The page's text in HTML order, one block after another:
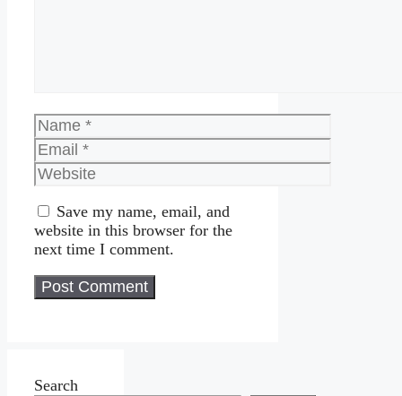
Name
Email
Website
Save my name, email, and
website in this browser for the
next time I comment.
Search